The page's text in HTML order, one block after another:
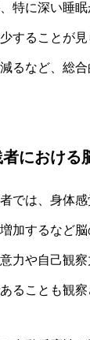
特に深い睡眠
することが
るなど、総
における
では、身体
加するなど
力や自己観
ることも観察